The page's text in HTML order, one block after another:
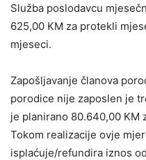
Služba poslodavcu
625,00 KM za protekli
mjeseci.
Zapošljavanje članova
porodice nije zaposlen je
je planirano 80.640,00 KM
Tokom realizacije ovje
isplaćuje/refundira iznos